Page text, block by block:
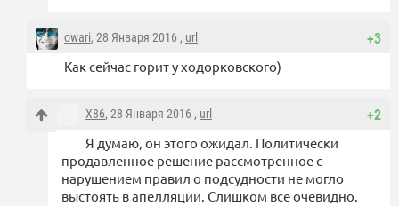
+3
owari, 28 Января 2016 , url
Как сейчас горит у ходорковского)
+2
X86, 28 Января 2016 , url
Я думаю, он этого ожидал. Политически
продавленное решение рассмотренное с
нарушением правил о подсудности не могло
выстоять в апелляции. Слишком все очевидно.